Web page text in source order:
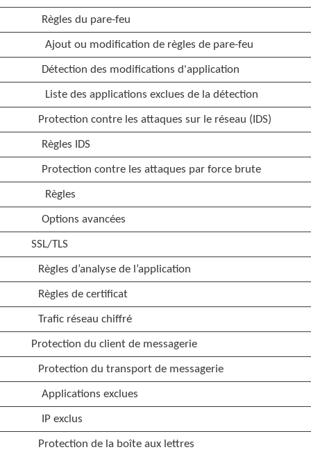
Règles du pare-feu
Ajout ou modification de règles de pare-feu
Détection des modifications d'application
Liste des applications exclues de la détection
Protection contre les attaques sur le réseau (IDS)
Règles IDS
Protection contre les attaques par force brute
Règles
Options avancées
SSL/TLS
Règles d’analyse de l’application
Règles de certificat
Trafic réseau chiffré
Protection du client de messagerie
Protection du transport de messagerie
Applications exclues
IP exclus
Protection de la boîte aux lettres